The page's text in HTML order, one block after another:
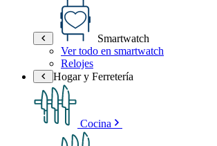
Smartwatch
Ver todo en smartwatch
Relojes
Hogar y Ferretería
Cocina